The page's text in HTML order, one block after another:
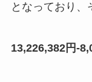
となっており、
13,226,382円-